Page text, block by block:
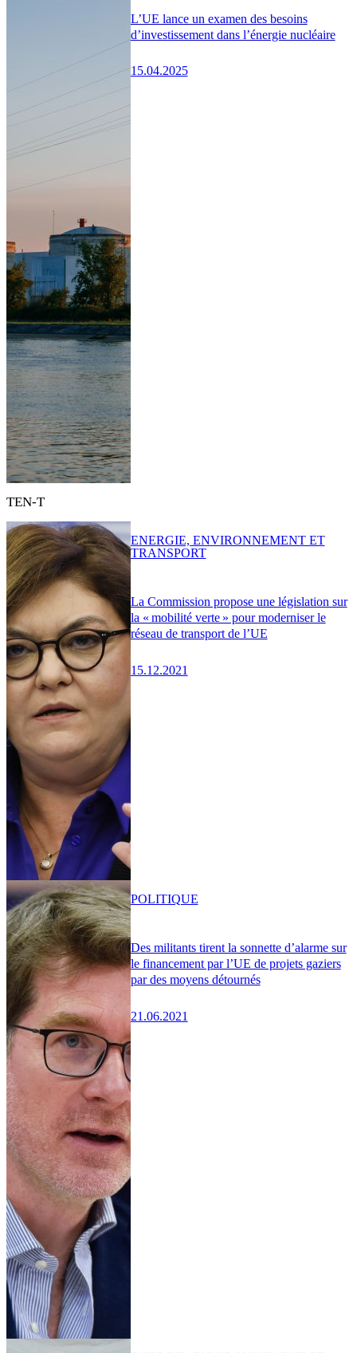
L’UE lance un examen des besoins
d’investissement dans l’énergie nucléaire
15.04.2025
TEN-T
La Commission propose une législation sur
la « mobilité verte » pour moderniser le
réseau de transport de l’UE
15.12.2021
ENERGIE, ENVIRONNEMENT ET
TRANSPORT
Des militants tirent la sonnette d’alarme sur
le financement par l’UE de projets gaziers
par des moyens détournés
21.06.2021
POLITIQUE